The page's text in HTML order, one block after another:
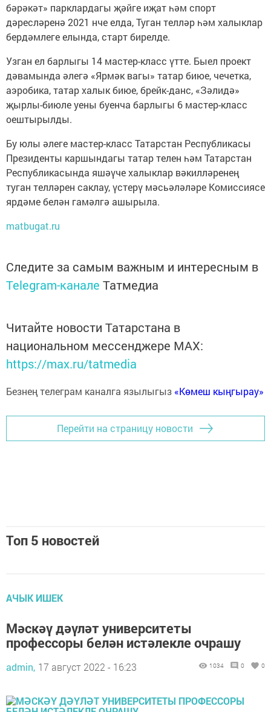
бәрәкәт» парклардагы җәйге иҗат һәм спорт
дәресләренә 2021 нче елда, Туган телләр һәм халыклар
бердәмлеге елында, старт бирелде.
Узган ел барлыгы 14 мастер-класс үтте. Быел проект
дәвамында әлегә «Ярмәк вагы» татар биюе, чечетка,
аэробика, татар халык биюе, брейк-данс, «Зәлидә»
җырлы-биюле уены буенча барлыгы 6 мастер-класс
оештырылды.
Бу юлы әлеге мастер-класс Татарстан Республикасы
Президенты каршындагы татар телен һәм Татарстан
Республикасында яшәүче халыклар вәкилләренең
туган телләрен саклау, үстерү мәсьәләләре Комиссиясе
ярдәме белән гамәлгә ашырыла.
matbugat.ru
Следите за самым важным и интересным в
Telegram-канале Татмедиа
Читайте новости Татарстана в
национальном мессенджере MАХ:
https://max.ru/tatmedia
Безнең телеграм каналга язылыгыз «Көмеш кыңгырау»
Перейти на страницу новости
Топ 5 новостей
АЧЫК ИШЕК
Мәскәү дәүләт университеты
профессоры белән истәлекле очрашу
admin, 17 август 2022 - 16:23 1034 0 0